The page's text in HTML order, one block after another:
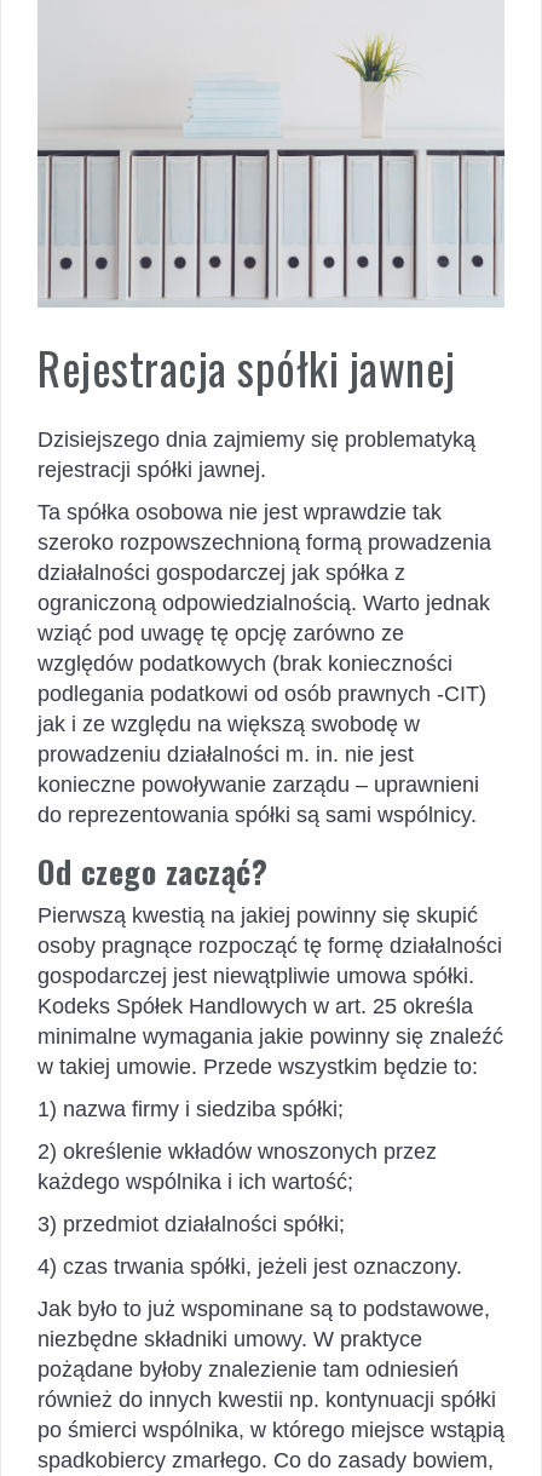
Rejestracja spółki jawnej
Dzisiejszego dnia zajmiemy się problematyką
rejestracji spółki jawnej.
Ta spółka osobowa nie jest wprawdzie tak
szeroko rozpowszechnioną formą prowadzenia
działalności gospodarczej jak spółka z
ograniczoną odpowiedzialnością. Warto jednak
wziąć pod uwagę tę opcję zarówno ze
względów podatkowych (brak konieczności
podlegania podatkowi od osób prawnych -CIT)
jak i ze względu na większą swobodę w
prowadzeniu działalności m. in. nie jest
konieczne powoływanie zarządu – uprawnieni
do reprezentowania spółki są sami wspólnicy.
Od czego zacząć?
Pierwszą kwestią na jakiej powinny się skupić
osoby pragnące rozpocząć tę formę działalności
gospodarczej jest niewątpliwie umowa spółki.
Kodeks Spółek Handlowych w art. 25 określa
minimalne wymagania jakie powinny się znaleźć
w takiej umowie. Przede wszystkim będzie to:
1) nazwa firmy i siedziba spółki;
2) określenie wkładów wnoszonych przez
każdego wspólnika i ich wartość;
3) przedmiot działalności spółki;
4) czas trwania spółki, jeżeli jest oznaczony.
Jak było to już wspominane są to podstawowe,
niezbędne składniki umowy. W praktyce
pożądane byłoby znalezienie tam odniesień
również do innych kwestii np. kontynuacji spółki
po śmierci wspólnika, w którego miejsce wstąpią
spadkobiercy zmarłego. Co do zasady bowiem,